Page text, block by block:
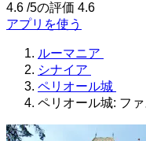
4.6 /5の評価 4.6
アプリを使う
ルーマニア
シナイア
ペリオール城
ペリオール城: フ